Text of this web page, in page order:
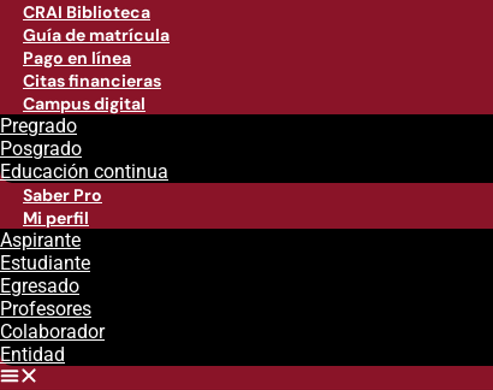
CRAI Biblioteca
Guía de matrícula
Pago en línea
Citas financieras
Campus digital
Pregrado
Posgrado
Educación continua
Saber Pro
Mi perfil
Aspirante
Estudiante
Egresado
Profesores
Colaborador
Entidad